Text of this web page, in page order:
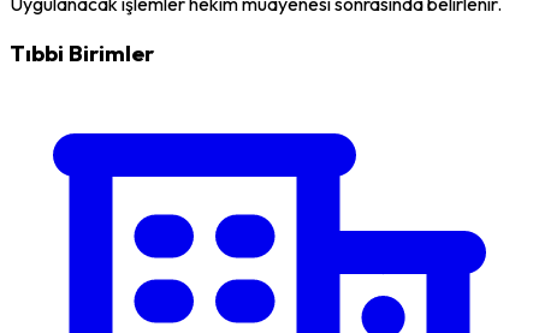
Tıbbi Birimler